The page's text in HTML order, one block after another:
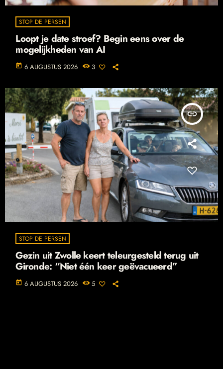
STOP DE PERSEN
Loopt je date stroef? Begin eens over de
mogelijkheden van AI
today 6 AUGUSTUS 2026 3
insert_link
STOP DE PERSEN
Gezin uit Zwolle keert teleurgesteld terug uit
Gironde: “Niet één keer geëvacueerd”
today 6 AUGUSTUS 2026 5